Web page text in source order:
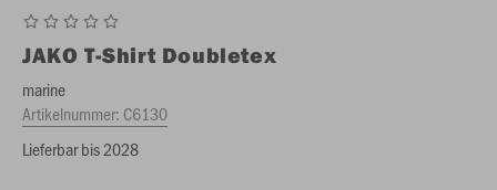
JAKO T-Shirt Doubletex
marine
Artikelnummer: C6130
Lieferbar bis 2028